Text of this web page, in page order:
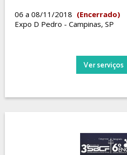
06 a 08/11/2018 (Encerrado)
Expo D Pedro - Campinas, SP
Ver serviços